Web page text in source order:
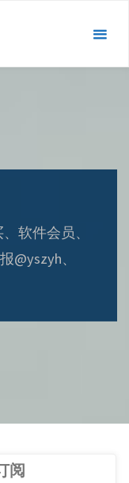
软件会员、
@yszyh、
阅